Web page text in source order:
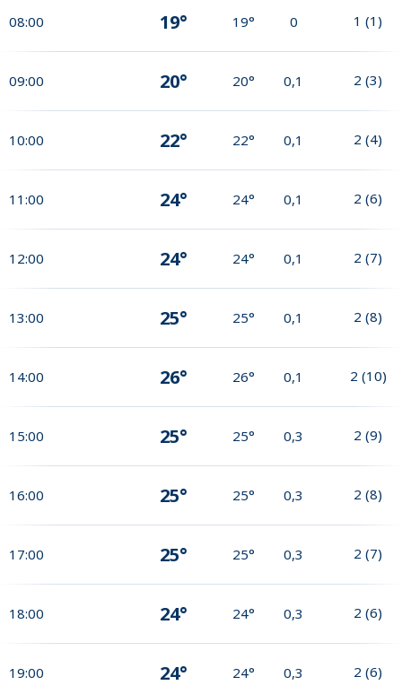
08:00 19° 19° 0 1 (1)
09:00 20° 20° 0,1 2 (3)
10:00 22° 22° 0,1 2 (4)
11:00 24° 24° 0,1 2 (6)
12:00 24° 24° 0,1 2 (7)
13:00 25° 25° 0,1 2 (8)
14:00 26° 26° 0,1 2 (10)
15:00 25° 25° 0,3 2 (9)
16:00 25° 25° 0,3 2 (8)
17:00 25° 25° 0,3 2 (7)
18:00 24° 24° 0,3 2 (6)
19:00 24° 24° 0,3 2 (6)